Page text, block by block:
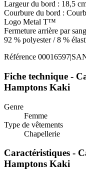
Largeur du bord : 18,5
Courbure du bord :
Logo Metal T™
Fermeture arrière par
92 % polyester / 8 %
Référence
Fiche technique -
Hamptons Kaki
Genre
Femme
Type de vêtements
Chapellerie
Caractéristiques -
Hamptons Kaki